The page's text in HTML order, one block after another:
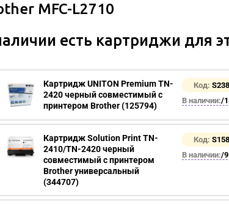
MFC-L2710
есть картриджи для
Картридж UNITON Premium TN-
2420 черный совместимый с
принтером Brother (125794)
Код:
В наличии:/
Картридж Solution Print TN-
2410/TN-2420 черный
совместимый с принтером
Brother универсальный
(344707)
Код:
В наличии:/